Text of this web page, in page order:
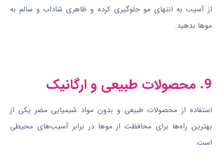
از آسیب به انتهای مو جلوگیری کرده و ظاهری شاداب و سالم به
موها بدهید.
9. محصولات طبیعی و ارگانیک
استفاده از محصولات طبیعی و بدون مواد شیمیایی مضر یکی از
بهترین راه‌ها برای محافظت از موها در برابر آسیب‌های محیطی
است.